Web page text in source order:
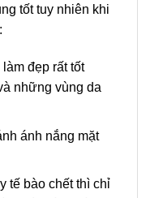
tốt tuy nhiên khi
đẹp rất tốt
những vùng da
ánh nắng mặt
tế bào chết thì chỉ